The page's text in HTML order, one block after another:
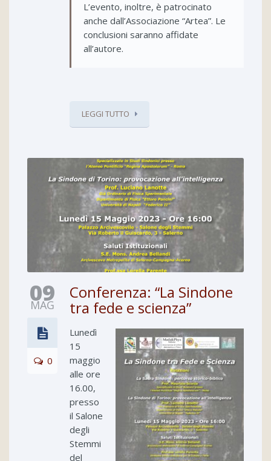
L’evento, inoltre, è patrocinato
anche dall’Associazione “Artea”. Le
conclusioni saranno affidate
all’autore.
LEGGI TUTTO
09
MAG
0
Conferenza: “La Sindone
tra fede e scienza”
Lunedì
15
maggio
alle ore
16.00,
presso
il Salone
degli
Stemmi
del